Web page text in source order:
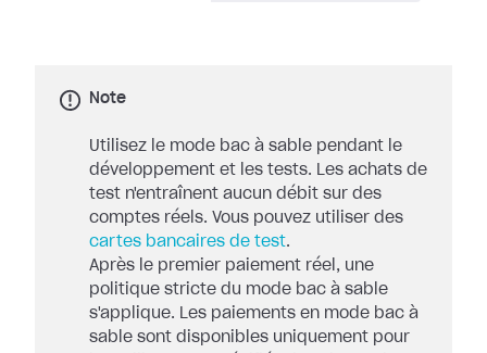
Note
Utilisez le mode bac à sable pendant le
développement et les tests. Les achats de
test n'entraînent aucun débit sur des
comptes réels. Vous pouvez utiliser des
cartes bancaires de test.
Après le premier paiement réel, une
politique stricte du mode bac à sable
s'applique. Les paiements en mode bac à
sable sont disponibles uniquement pour